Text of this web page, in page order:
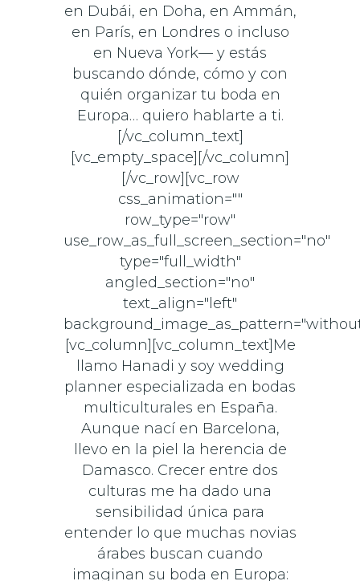
en Dubái, en Doha, en Ammán,
en París, en Londres o incluso
en Nueva York— y estás
buscando dónde, cómo y con
quién organizar tu boda en
Europa… quiero hablarte a ti.
[/vc_column_text]
[vc_empty_space][/vc_column]
[/vc_row][vc_row
css_animation=""
row_type="row"
use_row_as_full_screen_section="no"
type="full_width"
angled_section="no"
text_align="left"
[vc_column][vc_column_text]Me
llamo Hanadi y soy wedding
planner especializada en bodas
multiculturales en España.
Aunque nací en Barcelona,
llevo en la piel la herencia de
Damasco. Crecer entre dos
culturas me ha dado una
sensibilidad única para
entender lo que muchas novias
árabes buscan cuando
imaginan su boda en Europa: